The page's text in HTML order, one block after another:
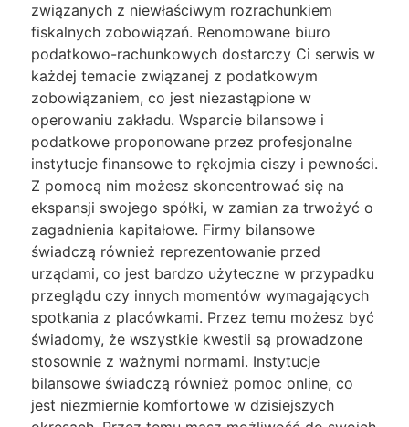
związanych z niewłaściwym rozrachunkiem
fiskalnych zobowiązań. Renomowane biuro
podatkowo-rachunkowych dostarczy Ci serwis w
każdej temacie związanej z podatkowym
zobowiązaniem, co jest niezastąpione w
operowaniu zakładu. Wsparcie bilansowe i
podatkowe proponowane przez profesjonalne
instytucje finansowe to rękojmia ciszy i pewności.
Z pomocą nim możesz skoncentrować się na
ekspansji swojego spółki, w zamian za trwożyć o
zagadnienia kapitałowe. Firmy bilansowe
świadczą również reprezentowanie przed
urządami, co jest bardzo użyteczne w przypadku
przeglądu czy innych momentów wymagających
spotkania z placówkami. Przez temu możesz być
świadomy, że wszystkie kwestii są prowadzone
stosownie z ważnymi normami. Instytucje
bilansowe świadczą również pomoc online, co
jest niezmiernie komfortowe w dzisiejszych